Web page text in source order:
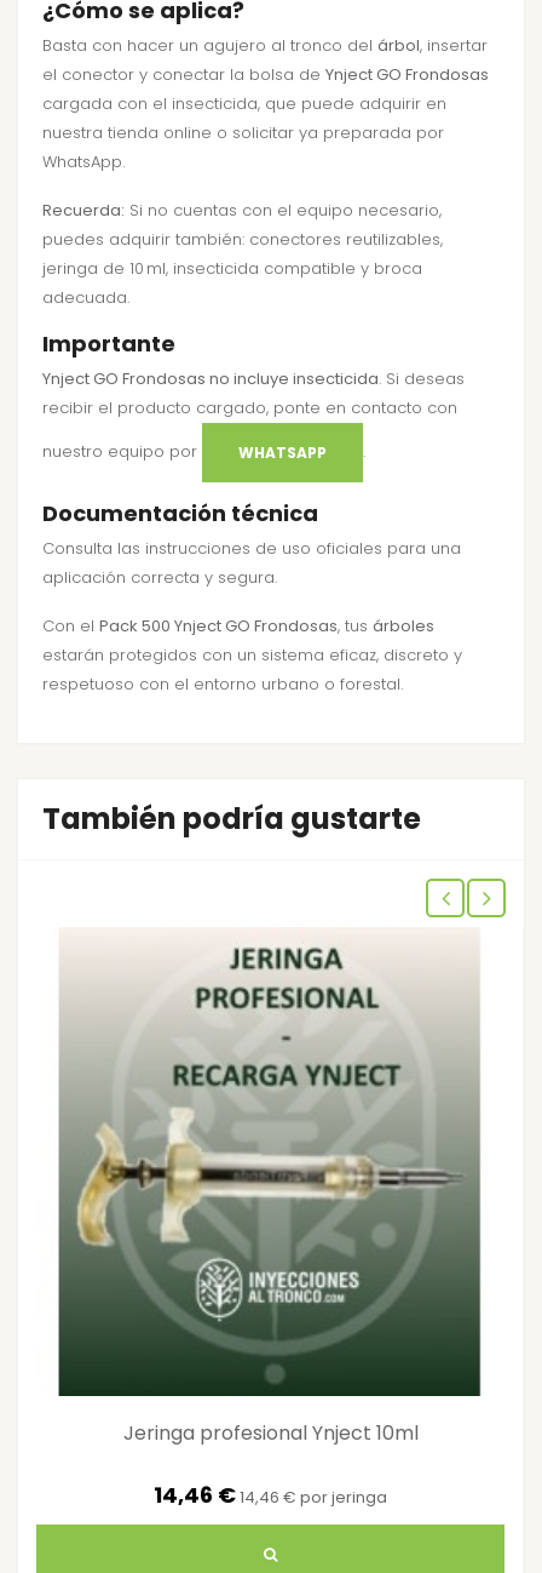
¿Cómo se aplica?
Basta con hacer un agujero al tronco del árbol, insertar
el conector y conectar la bolsa de Ynject GO Frondosas
cargada con el insecticida, que puede adquirir en
nuestra tienda online o solicitar ya preparada por
WhatsApp.
Recuerda: Si no cuentas con el equipo necesario,
puedes adquirir también: conectores reutilizables,
jeringa de 10 ml, insecticida compatible y broca
adecuada.
Importante
Ynject GO Frondosas no incluye insecticida. Si deseas
recibir el producto cargado, ponte en contacto con
nuestro equipo por
WHATSAPP .
Documentación técnica
Consulta las instrucciones de uso oficiales para una
aplicación correcta y segura.
Con el Pack 500 Ynject GO Frondosas, tus árboles
estarán protegidos con un sistema eficaz, discreto y
respetuoso con el entorno urbano o forestal.
También podría gustarte
Jeringa profesional Ynject 10ml
14,46 €14,46 € por jeringa